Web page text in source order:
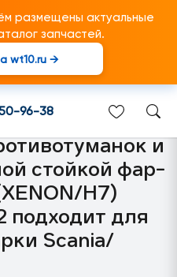
размещены актуальные
запчастей.
wt10.ru →
96-38освещения
нового
и
стойкой фар-
H7)
подходит для
Scania/